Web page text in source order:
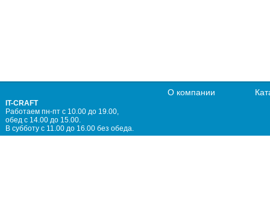
IT-CRAFT
Работаем пн-пт с 10.00 до 19.00,
обед с 14.00 до 15.00.
В субботу с 11.00 до 16.00 без обеда.
О компании